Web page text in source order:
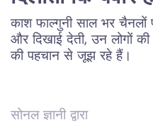
काश फाल्गुनी साल भर
और दिखाई देती, उन लोगों
की पहचान से जूझ रहे हैं।
सोनल ज्ञानी द्वारा